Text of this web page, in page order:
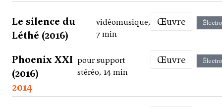
Le silence du
Léthé (2016)
vidéomusique,
7 min
Œuvre
Phoenix XXI
(2016)
pour support
stéréo, 14 min
Œuvre
2014